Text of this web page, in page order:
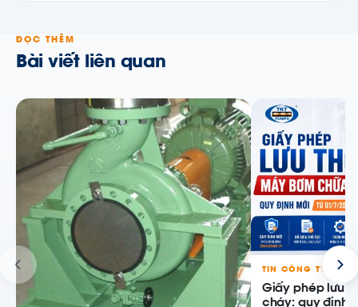
ĐỌC THÊM
Bài viết liên quan
TIN CÔNG TY
Giấy phép lưu
cháy: quy định